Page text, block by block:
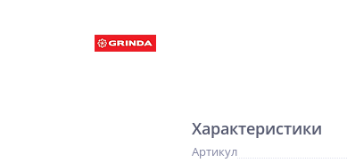
Характеристики
Артикул